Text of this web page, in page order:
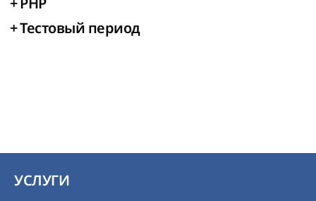
+Тестовый период
УСЛУГИ